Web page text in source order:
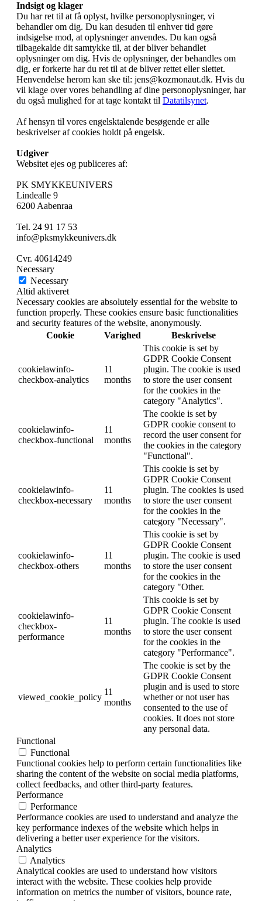
Indsigt og klager
Du har ret til at få oplyst, hvilke personoplysninger, vi
behandler om dig. Du kan desuden til enhver tid gøre
indsigelse mod, at oplysninger anvendes. Du kan også
tilbagekalde dit samtykke til, at der bliver behandlet
oplysninger om dig. Hvis de oplysninger, der behandles om
dig, er forkerte har du ret til at de bliver rettet eller slettet.
Henvendelse herom kan ske til: jens@kozmonaut.dk. Hvis du
vil klage over vores behandling af dine personoplysninger, har
du også mulighed for at tage kontakt til Datatilsynet.
Af hensyn til vores engelsktalende besøgende er alle
beskrivelser af cookies holdt på engelsk.
Udgiver
Websitet ejes og publiceres af:
PK SMYKKEUNIVERS
Lindealle 9
6200 Aabenraa
Tel. 24 91 17 53
info@pksmykkeunivers.dk
Cvr. 40614249
Necessary
Necessary
Altid aktiveret
Necessary cookies are absolutely essential for the website to
function properly. These cookies ensure basic functionalities
and security features of the website, anonymously.
Cookie
Varighed Beskrivelse
cookielawinfo-
checkbox-analytics
11
months
This cookie is set by
GDPR Cookie Consent
plugin. The cookie is used
to store the user consent
for the cookies in the
category "Analytics".
cookielawinfo-
checkbox-functional
11
months
The cookie is set by
GDPR cookie consent to
record the user consent for
the cookies in the category
"Functional".
cookielawinfo-
checkbox-necessary
11
months
This cookie is set by
GDPR Cookie Consent
plugin. The cookies is used
to store the user consent
for the cookies in the
category "Necessary".
cookielawinfo-
checkbox-others
11
months
This cookie is set by
GDPR Cookie Consent
plugin. The cookie is used
to store the user consent
for the cookies in the
category "Other.
cookielawinfo-
checkbox-
performance
11
months
This cookie is set by
GDPR Cookie Consent
plugin. The cookie is used
to store the user consent
for the cookies in the
category "Performance".
viewed_cookie_policy
11
months
The cookie is set by the
GDPR Cookie Consent
plugin and is used to store
whether or not user has
consented to the use of
cookies. It does not store
any personal data.
Functional
Functional
Functional cookies help to perform certain functionalities like
sharing the content of the website on social media platforms,
collect feedbacks, and other third-party features.
Performance
Performance
Performance cookies are used to understand and analyze the
key performance indexes of the website which helps in
delivering a better user experience for the visitors.
Analytics
Analytics
Analytical cookies are used to understand how visitors
interact with the website. These cookies help provide
information on metrics the number of visitors, bounce rate,